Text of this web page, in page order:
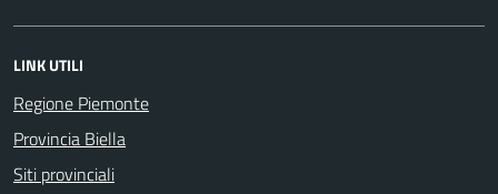
LINK UTILI
Regione Piemonte
Provincia Biella
Siti provinciali